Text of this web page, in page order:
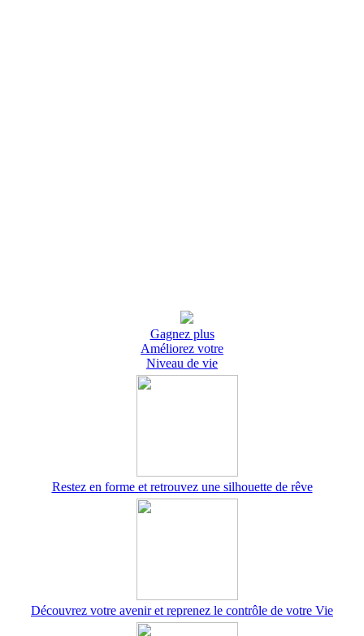
Gagnez plus
Améliorez votre
Niveau de vie
Restez en forme et retrouvez une silhouette de rêve
Découvrez votre avenir et reprenez le contrôle de votre Vie